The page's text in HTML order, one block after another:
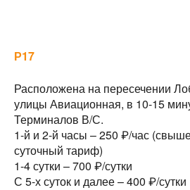
Р17
Расположена на пересечении
улицы Авиационная, в 10-15
Терминалов В/С.
1-й и 2-й часы – 250 ₽/час
суточный тариф)
1-4 сутки – 700 ₽/сутки
С 5-х суток и далее – 400 ₽/сутки